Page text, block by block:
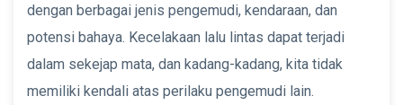
dengan berbagai jenis pengemudi, kendaraan, dan
potensi bahaya. Kecelakaan lalu lintas dapat terjadi
dalam sekejap mata, dan kadang-kadang, kita tidak
memiliki kendali atas perilaku pengemudi lain.